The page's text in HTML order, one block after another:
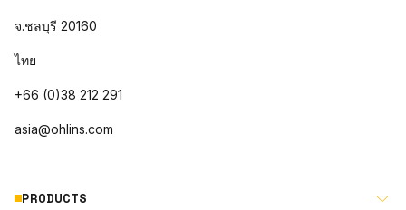
จ.ชลบุรี 20160
ไทย
+66 (0)38 212 291
asia@ohlins.com
PRODUCTS